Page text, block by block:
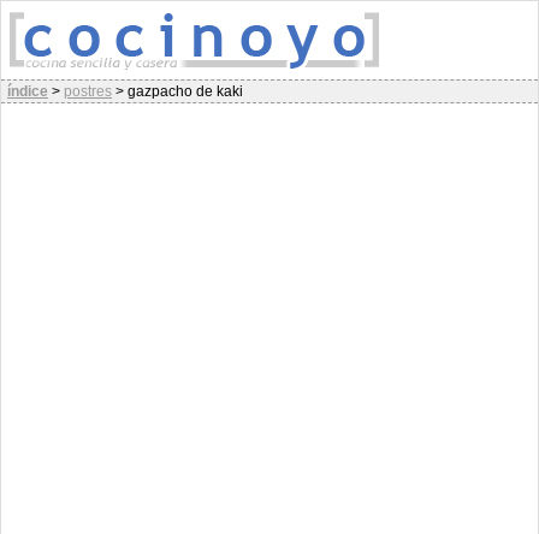
índice > postres > gazpacho de kaki